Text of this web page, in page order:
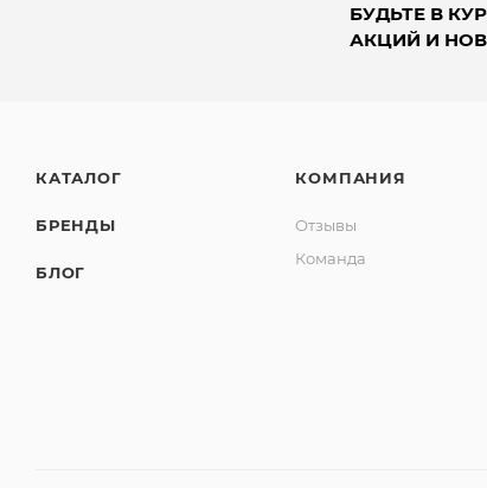
БУДЬТЕ В
АКЦИЙ И
КАТАЛОГ
БРЕНДЫ
БЛОГ
КОМПАНИЯ
Отзывы
Команда